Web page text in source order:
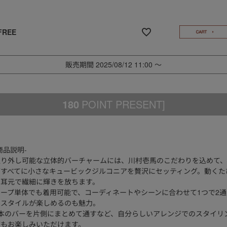
販売期間 2025/08/12 11:00 〜
180 POINT PRESENT]
品説明-
外し可能な立体的バーチャームには、川村壱馬のこだわりを込めて
べてに小さなキュービックジルコニアを贅沢にセッティング。動くた
元で繊細に輝きを放ちます。
プ単体でも着用可能で、コーディネートやシーンに合わせて1つで2通
タイルが楽しめるのも魅力。
のバーを片側にまとめて通すなど、自分らしいアレンジでのスタイリ
お楽しみいただけます。